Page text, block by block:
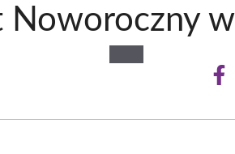
Noworoczny